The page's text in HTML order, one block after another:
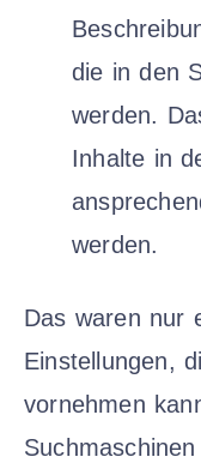
die in den
werden.
Inhalte in
werden.
Das waren nur
Einstellungen,
vornehmen